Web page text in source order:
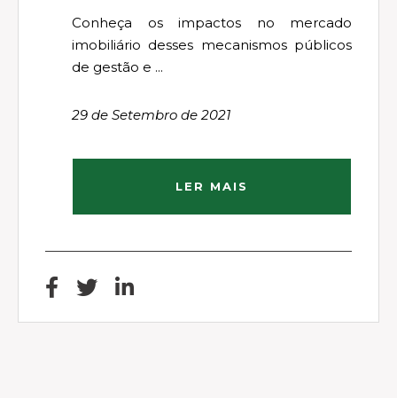
Conheça os impactos no mercado
imobiliário desses mecanismos públicos
de gestão e ...
29 de Setembro de 2021
LER MAIS